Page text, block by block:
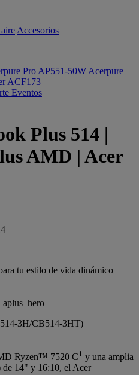
Accesorios
Pro AP551-50W Acerpure
ACF173
Eventos
Plus 514 |
AMD | Acer
tu estilo de vida dinámico
3H/CB514-3HT)
Ryzen™ 7520 C1 y una amplia
14" y 16:10, el Acer